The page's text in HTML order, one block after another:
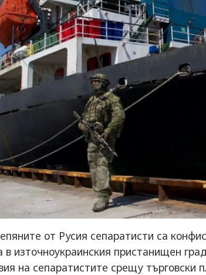
от Русия сепаратисти са
в източноукраинския пристанищен
на сепаратистите срещу търговски